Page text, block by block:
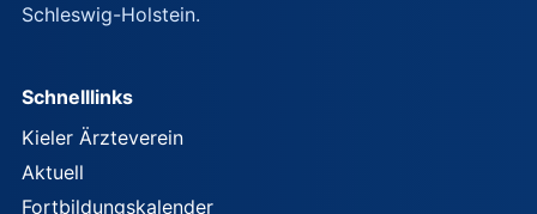
Schleswig-Holstein.
Schnelllinks
Kieler Ärzteverein
Aktuell
Fortbildungskalender